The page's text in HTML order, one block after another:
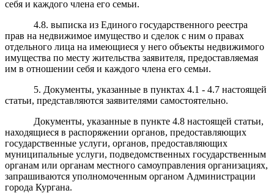
себя и каждого члена его семьи.
4.8. выписка из Единого государственного реестра
прав на недвижимое имущество и сделок с ним о правах
отдельного лица на имеющиеся у него объекты недвижимого
имущества по месту жительства заявителя, предоставляемая
им в отношении себя и каждого члена его семьи.
5. Документы, указанные в пунктах 4.1 - 4.7 настоящей
статьи, представляются заявителями самостоятельно.
Документы, указанные в пункте 4.8 настоящей статьи,
находящиеся в распоряжении органов, предоставляющих
государственные услуги, органов, предоставляющих
муниципальные услуги, подведомственных государственным
органам или органам местного самоуправления организациях,
запрашиваются уполномоченным органом Администрации
города Кургана.